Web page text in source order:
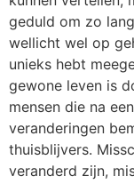
geduld om zo
wellicht wel op
unieks hebt
gewone leven is
mensen die na
veranderingen
thuisblijvers.
veranderd zijn,